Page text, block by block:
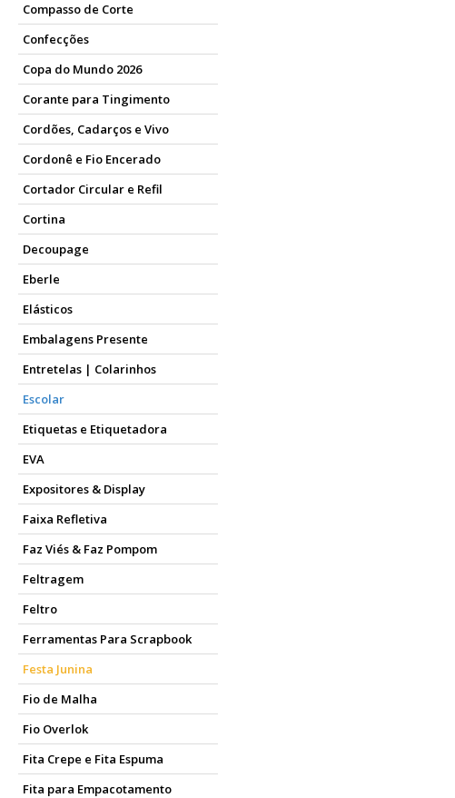
Compasso de Corte
Confecções
Copa do Mundo 2026
Corante para Tingimento
Cordões, Cadarços e Vivo
Cordonê e Fio Encerado
Cortador Circular e Refil
Cortina
Decoupage
Eberle
Elásticos
Embalagens Presente
Entretelas | Colarinhos
Escolar
Etiquetas e Etiquetadora
EVA
Expositores & Display
Faixa Refletiva
Faz Viés & Faz Pompom
Feltragem
Feltro
Ferramentas Para Scrapbook
Festa Junina
Fio de Malha
Fio Overlok
Fita Crepe e Fita Espuma
Fita para Empacotamento